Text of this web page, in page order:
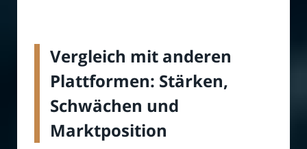
Vergleich mit anderen
Plattformen: Stärken,
Schwächen und
Marktposition